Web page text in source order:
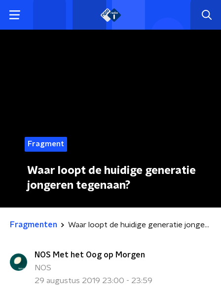
Fragment
Waar loopt de huidige generatie
jongeren tegenaan?
Fragmenten Waar loopt de huidige generatie jongeren tegenaan?
NOS Met het Oog op Morgen
NOS
29 augustus 2019 23:00 - 23:59